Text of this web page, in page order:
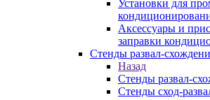
Установки для
Аксессуары и
заправки
Стенды развал-
Назад
Стенды развал-
Стенды сход-